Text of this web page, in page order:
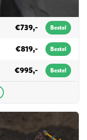
€739,- Bestel
€819,- Bestel
€995,- Bestel